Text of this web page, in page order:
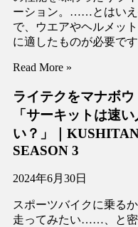
ーション。……とはいえ
で、ウエアやヘルメッ
に適したものが必要で
Read More »
ライテクをマナボウ
「サーキットは速
い？」｜
SEASON 3
2024年6月30日
スポーツバイクに乗る
走ってみたい……、と密